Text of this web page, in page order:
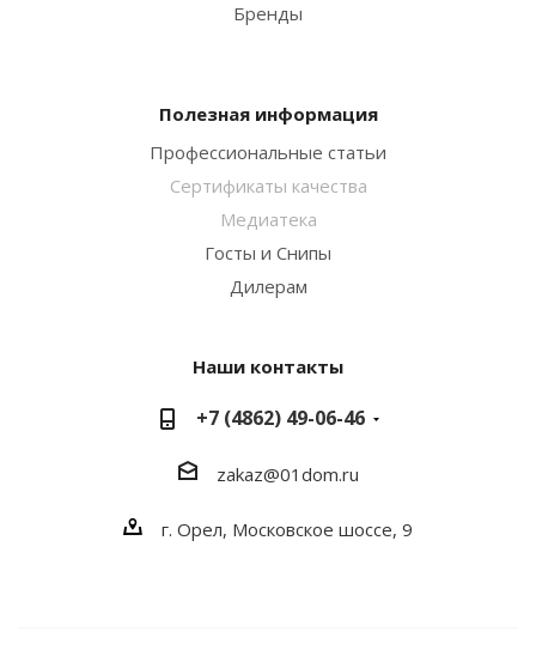
Бренды
Полезная информация
Профессиональные статьи
Сертификаты качества
Медиатека
Госты и Снипы
Дилерам
Наши контакты
+7 (4862) 49-06-46
zakaz@01dom.ru
г. Орел, Московское шоссе, 9